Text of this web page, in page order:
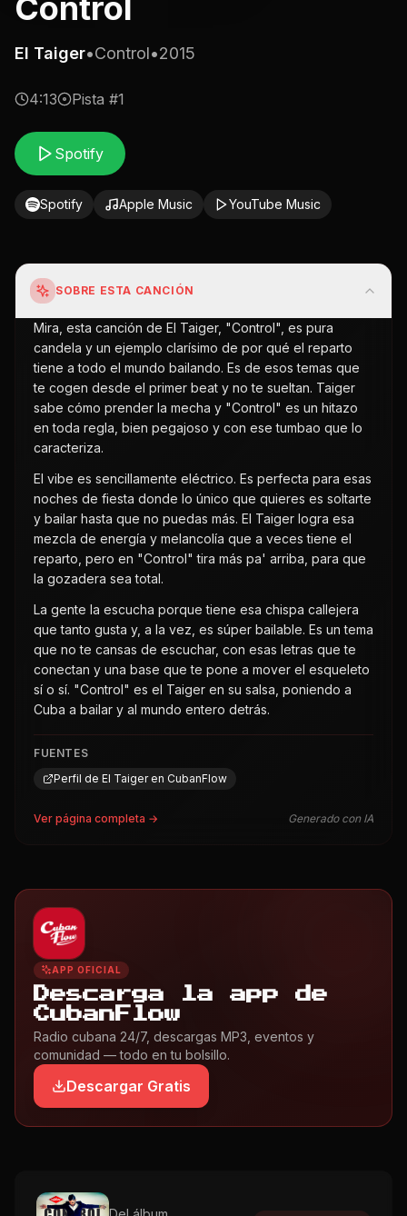
Control
El Taiger•Control•2015
4:13 Pista #1
Spotify
Spotify Apple Music YouTube Music
SOBRE ESTA CANCIÓN
Mira, esta canción de El Taiger, "Control", es pura
candela y un ejemplo clarísimo de por qué el reparto
tiene a todo el mundo bailando. Es de esos temas que
te cogen desde el primer beat y no te sueltan. Taiger
sabe cómo prender la mecha y "Control" es un hitazo
en toda regla, bien pegajoso y con ese tumbao que lo
caracteriza.
El vibe es sencillamente eléctrico. Es perfecta para esas
noches de fiesta donde lo único que quieres es soltarte
y bailar hasta que no puedas más. El Taiger logra esa
mezcla de energía y melancolía que a veces tiene el
reparto, pero en "Control" tira más pa' arriba, para que
la gozadera sea total.
La gente la escucha porque tiene esa chispa callejera
que tanto gusta y, a la vez, es súper bailable. Es un tema
que no te cansas de escuchar, con esas letras que te
conectan y una base que te pone a mover el esqueleto
sí o sí. "Control" es el Taiger en su salsa, poniendo a
Cuba a bailar y al mundo entero detrás.
FUENTES
Perfil de El Taiger en CubanFlow
Ver página completa → Generado con IA
APP OFICIAL
Descarga la app de
CubanFlow
Radio cubana 24/7, descargas MP3, eventos y
comunidad — todo en tu bolsillo.
Descargar Gratis